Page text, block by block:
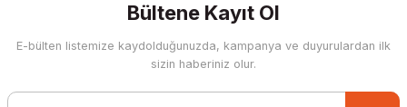
Bültene Kayıt Ol
E-bülten listemize kaydolduğunuzda, kampanya ve duyurulardan ilk
sizin haberiniz olur.